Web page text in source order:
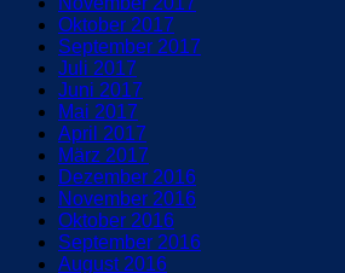
Oktober 2017
September 2017
Juli 2017
Juni 2017
Mai 2017
April 2017
März 2017
Dezember 2016
November 2016
Oktober 2016
September 2016
August 2016